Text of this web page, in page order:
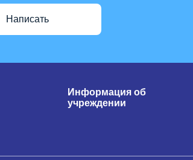
Написать
Информация об
учреждении